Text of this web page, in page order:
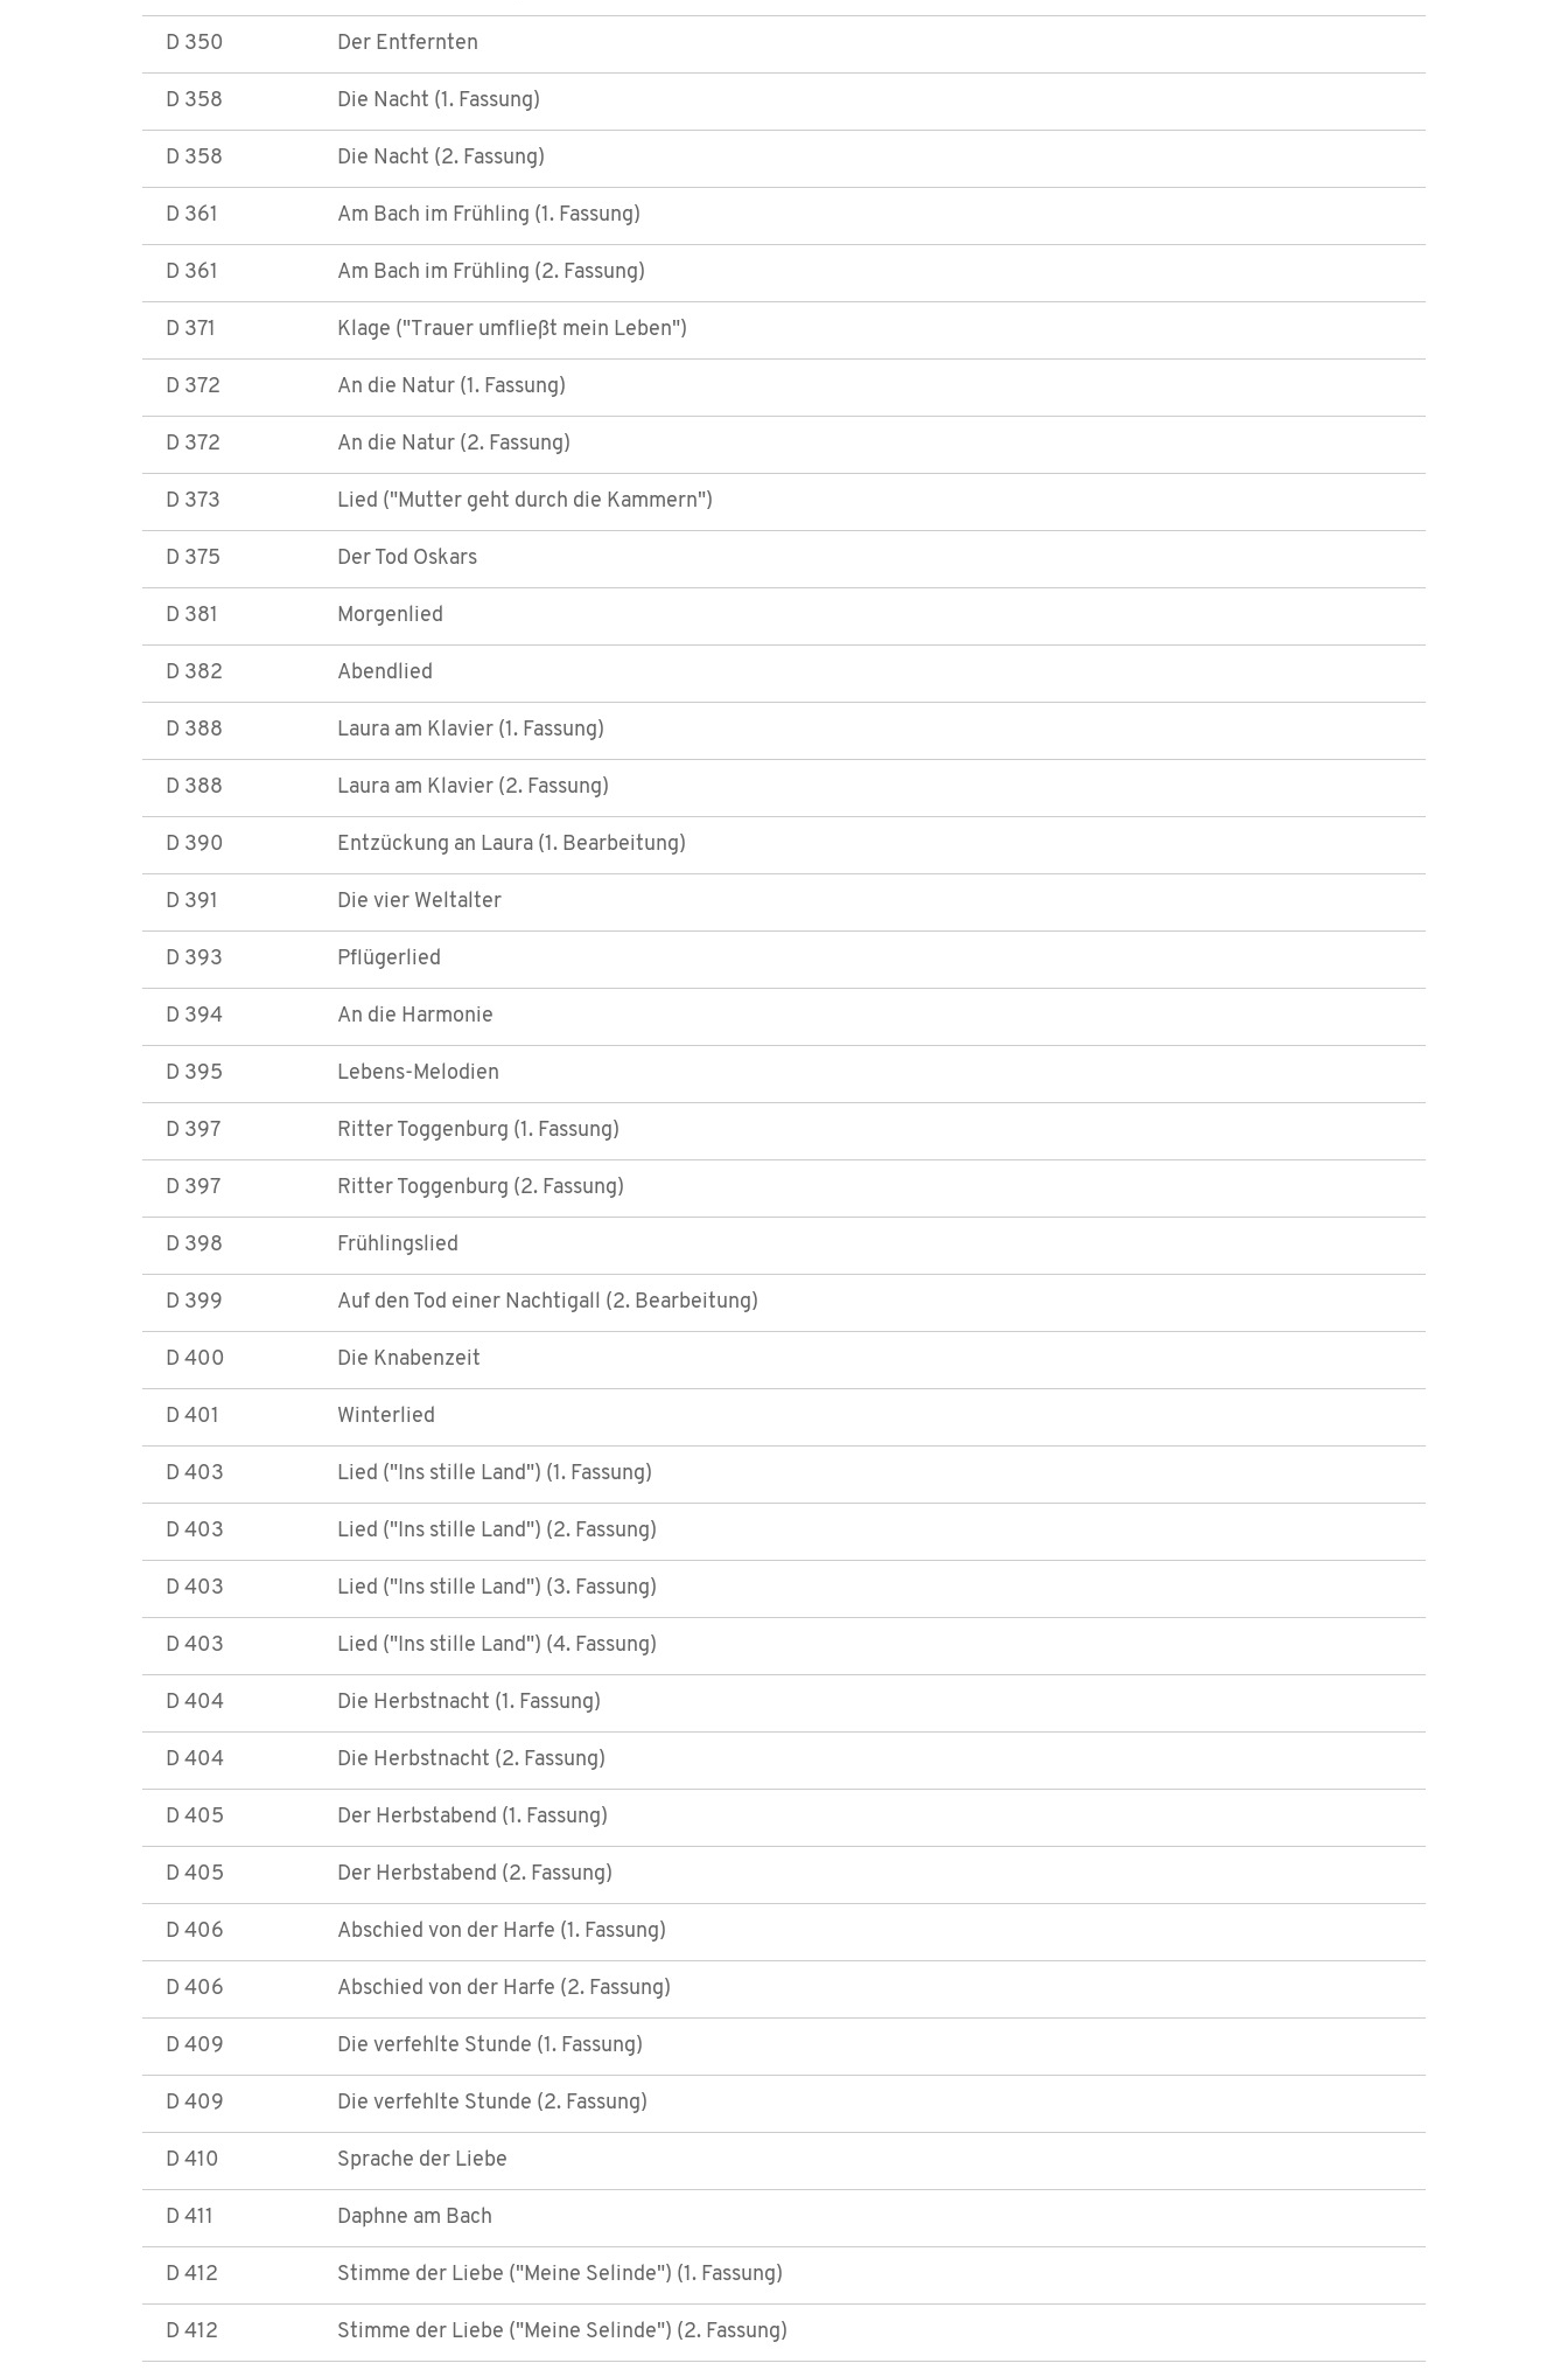
D 350 Der Entfernten
D 358 Die Nacht (1. Fassung)
D 358 Die Nacht (2. Fassung)
D 361 Am Bach im Frühling (1. Fassung)
D 361 Am Bach im Frühling (2. Fassung)
D 371 Klage ("Trauer umfließt mein Leben")
D 372 An die Natur (1. Fassung)
D 372 An die Natur (2. Fassung)
D 373 Lied ("Mutter geht durch die Kammern")
D 375 Der Tod Oskars
D 381 Morgenlied
D 382 Abendlied
D 388 Laura am Klavier (1. Fassung)
D 388 Laura am Klavier (2. Fassung)
D 390 Entzückung an Laura (1. Bearbeitung)
D 391 Die vier Weltalter
D 393 Pflügerlied
D 394 An die Harmonie
D 395 Lebens-Melodien
D 397 Ritter Toggenburg (1. Fassung)
D 397 Ritter Toggenburg (2. Fassung)
D 398 Frühlingslied
D 399 Auf den Tod einer Nachtigall (2. Bearbeitung)
D 400 Die Knabenzeit
D 401 Winterlied
D 403 Lied ("Ins stille Land") (1. Fassung)
D 403 Lied ("Ins stille Land") (2. Fassung)
D 403 Lied ("Ins stille Land") (3. Fassung)
D 403 Lied ("Ins stille Land") (4. Fassung)
D 404 Die Herbstnacht (1. Fassung)
D 404 Die Herbstnacht (2. Fassung)
D 405 Der Herbstabend (1. Fassung)
D 405 Der Herbstabend (2. Fassung)
D 406 Abschied von der Harfe (1. Fassung)
D 406 Abschied von der Harfe (2. Fassung)
D 409 Die verfehlte Stunde (1. Fassung)
D 409 Die verfehlte Stunde (2. Fassung)
D 410 Sprache der Liebe
D 411 Daphne am Bach
D 412 Stimme der Liebe ("Meine Selinde") (1. Fassung)
D 412 Stimme der Liebe ("Meine Selinde") (2. Fassung)